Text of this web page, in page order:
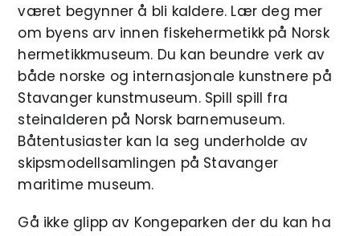
været begynner å bli kaldere. Lær deg mer
om byens arv innen fiskehermetikk på Norsk
hermetikkmuseum. Du kan beundre verk av
både norske og internasjonale kunstnere på
Stavanger kunstmuseum. Spill spill fra
steinalderen på Norsk barnemuseum.
Båtentusiaster kan la seg underholde av
skipsmodellsamlingen på Stavanger
maritime museum.
Gå ikke glipp av Kongeparken der du kan ha